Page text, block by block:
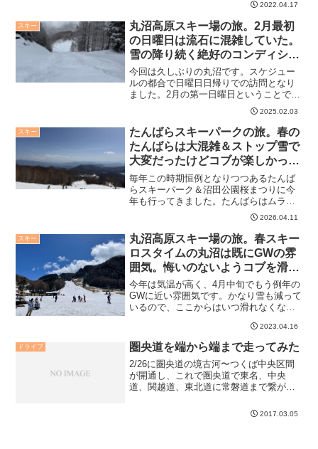
キーツアーで楽しかったです。やっとな
んとなくコブも滑れるようになったのか
な、と自信を持てるように...
2022.04.17
スキー
丸沼高原スキー場の旅。2月最初
の日曜日は流石に混雑していた。
雪の降り続く絶好のコンディショ
ンのゲレンデで、ついにSAJ1級
を取った話。
今回は久しぶりの丸沼です。スケジュー
ルの都合で日曜日日帰りでの訪問となり
ました。2月の第一日曜日ということで流
石に混雑していました。雪が降り続く新
雪のゲレンデはとても滑りやすくて良か
ったです。そしてついにSAJ1級取得しま
した。
2025.02.03
スキー
たんばらスキーパークの旅。春の
たんばらは大混雑＆ストップ雪で
大変だったけどコブが楽しかった
ので満足。沼田公園桜まつりを散
策した話。
毎年この時期恒例となりつつあるたんば
らスキーパーク＆沼田公園桜まつりに今
年も行ってきました。たんばらはムラス
ポの試乗会が行われてたこともあり大混
雑でした。でもコブが楽しかったのでな
んだか満足です。沼田公園の桜は見頃で
綺麗でした。
2026.04.11
スキー
丸沼高原スキー場の旅。春スキー
ロスタイムの丸沼は既にGWの雰
囲気。悔いのないようコブを滑り
倒した件。
今年は気温が高く、4月中旬でもう例年の
GWに近い雰囲気です。かなり雪も減って
いるので、ここからはいつ滑れなくなっ
で行きます。改めての丸沼高原スキー場
でしたが、案外と空いていて良かった気
がします。天気読みが...
2023.04.16
ドライブ 圏央道を端から端まで走ってみた
2/26に圏央道の境古河〜つくば中央区間
が開通し、これで圏央道で東名、中央
道、関越道、東北道に常磐道まで繋がり
行ってみたのですが、ただココを走るだ
2017.03.05